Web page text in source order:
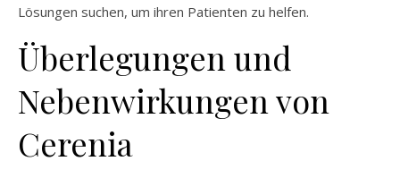
Lösungen suchen, um ihren Patienten zu helfen.
Überlegungen und
Nebenwirkungen von
Cerenia